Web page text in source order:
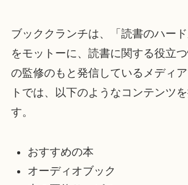
ブッククランチは、「読書のハード
をモットーに、読書に関する役立
の監修のもと発信しているメディ
トでは、以下のようなコンテンツ
す。
おすすめの本
オーディオブック